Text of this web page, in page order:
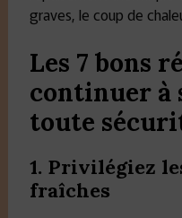
graves, le coup de
Les 7 bons
continuer à
toute
1. Privilégiez
fraîches